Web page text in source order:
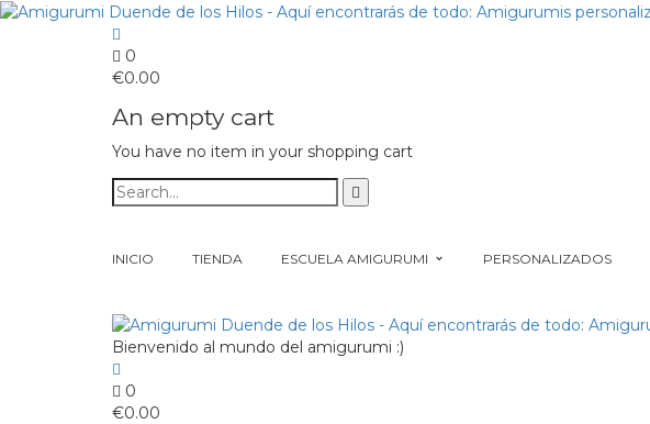
0
€0.00
An empty cart
You have no item in your shopping cart
INICIO TIENDA ESCUELA AMIGURUMI PERSONALIZADOS
Bienvenido al mundo del amigurumi :)
0
€0.00